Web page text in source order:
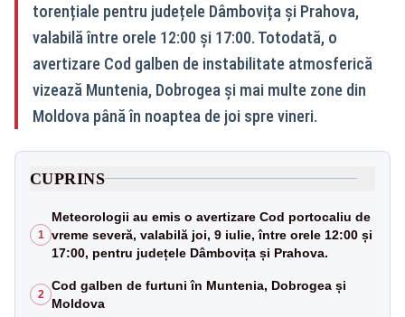
torențiale pentru județele Dâmbovița și Prahova,
valabilă între orele 12:00 și 17:00. Totodată, o
avertizare Cod galben de instabilitate atmosferică
vizează Muntenia, Dobrogea și mai multe zone din
Moldova până în noaptea de joi spre vineri.
CUPRINS
1
Meteorologii au emis o avertizare Cod portocaliu de
vreme severă, valabilă joi, 9 iulie, între orele 12:00 și
17:00, pentru județele Dâmbovița și Prahova.
2
Cod galben de furtuni în Muntenia, Dobrogea și
Moldova